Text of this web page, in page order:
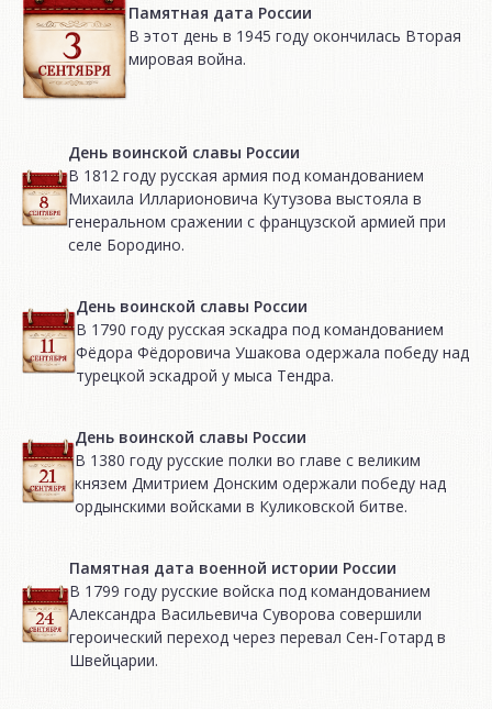
Памятная дата России
В этот день в 1945 году окончилась Вторая
мировая война.
День воинской славы России
В 1812 году русская армия под командованием
Михаила Илларионовича Кутузова выстояла в
генеральном сражении с французской армией при
селе Бородино.
День воинской славы России
В 1790 году русская эскадра под командованием
Фёдора Фёдоровича Ушакова одержала победу над
турецкой эскадрой у мыса Тендра.
День воинской славы России
В 1380 году русские полки во главе с великим
князем Дмитрием Донским одержали победу над
ордынскими войсками в Куликовской битве.
Памятная дата военной истории России
В 1799 году русские войска под командованием
Александра Васильевича Суворова совершили
героический переход через перевал Сен-Готард в
Швейцарии.